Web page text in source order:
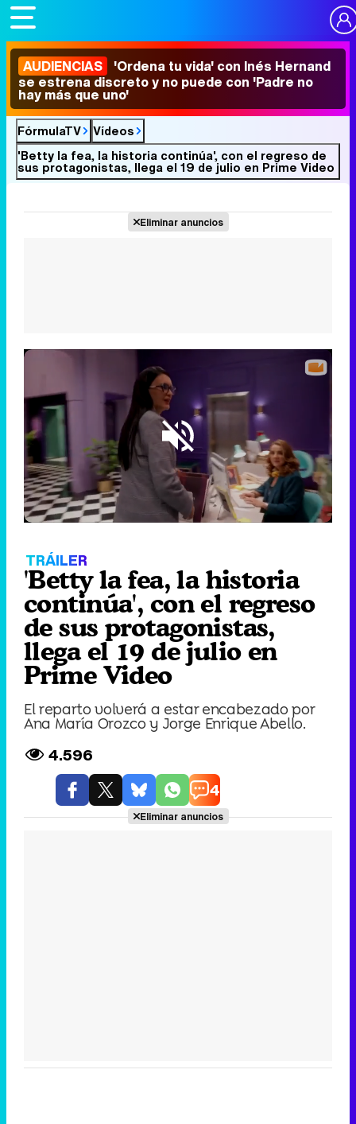
AUDIENCIAS 'Ordena tu vida' con Inés Hernand
se estrena discreto y no puede con 'Padre no
hay más que uno'
FórmulaTV
Vídeos
'Betty la fea, la historia continúa', con el regreso de
sus protagonistas, llega el 19 de julio en Prime Video
Eliminar anuncios
/
Loaded:
38.51%
TRÁILER
'Betty la fea, la historia
continúa', con el regreso
de sus protagonistas,
llega el 19 de julio en
Prime Video
El reparto volverá a estar encabezado por
Ana María Orozco y Jorge Enrique Abello.
4.596
4
Eliminar anuncios